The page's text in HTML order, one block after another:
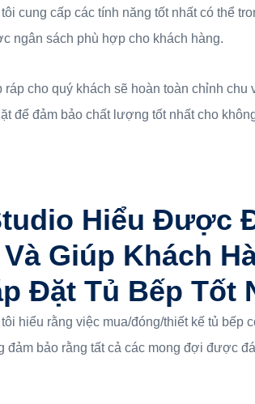
cung cấp các tính năng tốt nhất có thể
ngân sách phù hợp cho khách hàng.
cho quý khách sẽ hoàn toàn chỉnh chu
để đảm bảo chất lượng tốt nhất cho
Hiểu Được
Giúp Khách
Đặt Tủ Bếp Tốt
hiểu rằng việc mua/đóng/thiết kế tủ bếp
đảm bảo rằng tất cả các mong đợi được